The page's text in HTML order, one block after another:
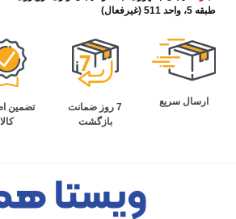
طبقه 5، واحد 511 (غیرفعال)
ارسال سریع
7 روز ضمانت
بازگشت
تضمین
کالا